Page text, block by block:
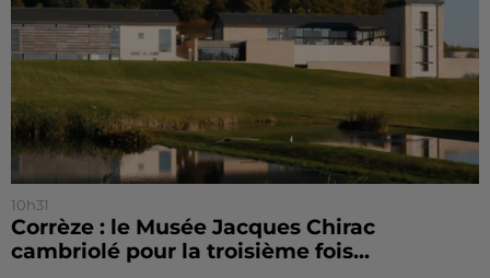
10h31
Corrèze : le Musée Jacques Chirac
cambriolé pour la troisième fois...